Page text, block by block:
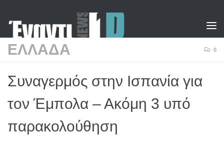
ΕΛΛΑΔΑ 0
Συναγερμός στην Ισπανία για
τον Έμπολα – Ακόμη 3 υπό
παρακολούθηση